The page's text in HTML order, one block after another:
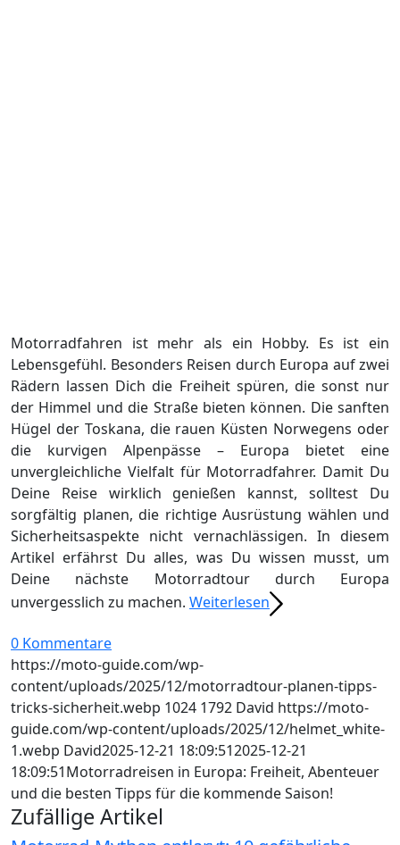
Motorradfahren ist mehr als ein Hobby. Es ist ein
Lebensgefühl. Besonders Reisen durch Europa auf zwei
Rädern lassen Dich die Freiheit spüren, die sonst nur
der Himmel und die Straße bieten können. Die sanften
Hügel der Toskana, die rauen Küsten Norwegens oder
die kurvigen Alpenpässe – Europa bietet eine
unvergleichliche Vielfalt für Motorradfahrer. Damit Du
Deine Reise wirklich genießen kannst, solltest Du
sorgfältig planen, die richtige Ausrüstung wählen und
Sicherheitsaspekte nicht vernachlässigen. In diesem
Artikel erfährst Du alles, was Du wissen musst, um
Deine nächste Motorradtour durch Europa
unvergesslich zu machen. Weiterlesen
0 Kommentare
https://moto-guide.com/wp-
content/uploads/2025/12/motorradtour-planen-tipps-
tricks-sicherheit.webp 1024 1792 David https://moto-
guide.com/wp-content/uploads/2025/12/helmet_white-
1.webp David2025-12-21 18:09:512025-12-21
18:09:51Motorradreisen in Europa: Freiheit, Abenteuer
und die besten Tipps für die kommende Saison!
Zufällige Artikel